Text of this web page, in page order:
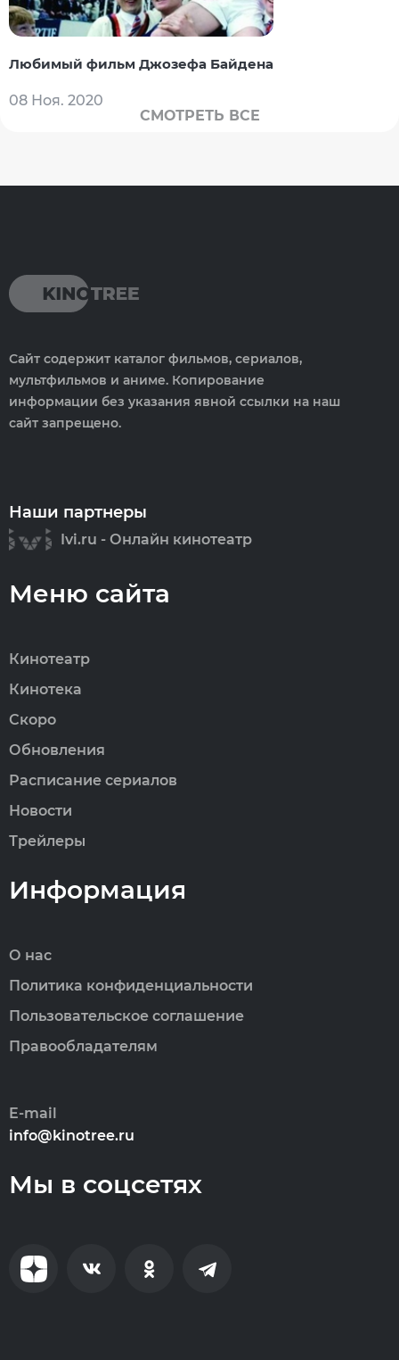
Любимый фильм Джозефа Байдена
08 Ноя. 2020
СМОТРЕТЬ ВСЕ
Сайт содержит каталог фильмов, сериалов,
мультфильмов и аниме. Копирование
информации без указания явной ссылки на наш
сайт запрещено.
Наши партнеры
Ivi.ru - Онлайн кинотеатр
Меню сайта
Кинотеатр
Кинотека
Скоро
Обновления
Расписание сериалов
Новости
Трейлеры
Информация
О нас
Политика конфиденциальности
Пользовательское соглашение
Правообладателям
E-mail
info@kinotree.ru
Мы в соцсетях